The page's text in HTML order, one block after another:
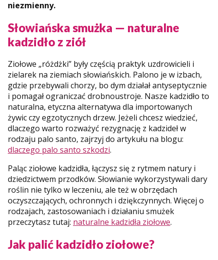
niezmienny.
Słowiańska smużka — naturalne
kadzidło z ziół
Ziołowe „różdżki” były częścią praktyk uzdrowicieli i
zielarek na ziemiach słowiańskich. Palono je w izbach,
gdzie przebywali chorzy, bo dym działał antyseptycznie
i pomagał ograniczać drobnoustroje. Nasze kadzidło to
naturalna, etyczna alternatywa dla importowanych
żywic czy egzotycznych drzew. Jeżeli chcesz wiedzieć,
dlaczego warto rozważyć rezygnację z kadzideł w
rodzaju palo santo, zajrzyj do artykułu na blogu:
dlaczego palo santo szkodzi.
Paląc ziołowe kadzidła, łączysz się z rytmem natury i
dziedzictwem przodków. Słowianie wykorzystywali dary
roślin nie tylko w leczeniu, ale też w obrzędach
oczyszczających, ochronnych i dziękczynnych. Więcej o
rodzajach, zastosowaniach i działaniu smużek
przeczytasz tutaj: naturalne kadzidła ziołowe.
Jak palić kadzidło ziołowe?